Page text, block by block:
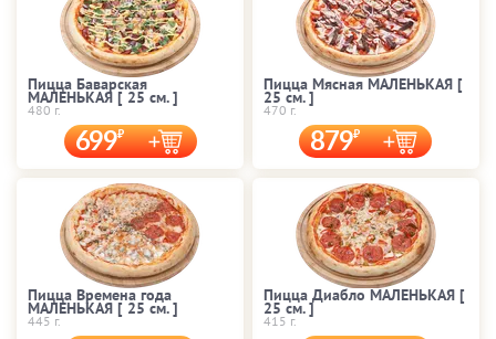
Пицца Баварская
МАЛЕНЬКАЯ [ 25 cм. ]
480 г.
699
Пицца Мясная МАЛЕНЬКАЯ [
25 cм. ]
470 г.
879
Пицца Времена года
МАЛЕНЬКАЯ [ 25 cм. ]
445 г.
Пицца Диабло МАЛЕНЬКАЯ [
25 cм. ]
415 г.